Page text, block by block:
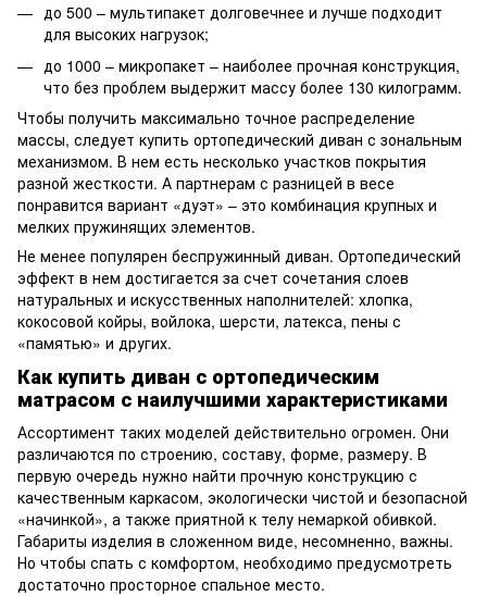
до 500 – мультипакет долговечнее и лучше подходит
для высоких нагрузок;
до 1000 – микропакет – наиболее прочная конструкция,
что без проблем выдержит массу более 130 килограмм.
Чтобы получить максимально точное распределение
массы, следует купить ортопедический диван с зональным
механизмом. В нем есть несколько участков покрытия
разной жесткости. А партнерам с разницей в весе
понравится вариант «дуэт» – это комбинация крупных и
мелких пружинящих элементов.
Не менее популярен беспружинный диван. Ортопедический
эффект в нем достигается за счет сочетания слоев
натуральных и искусственных наполнителей: хлопка,
кокосовой койры, войлока, шерсти, латекса, пены с
«памятью» и других.
Как купить диван с ортопедическим
матрасом с наилучшими характеристиками
Ассортимент таких моделей действительно огромен. Они
различаются по строению, составу, форме, размеру. В
первую очередь нужно найти прочную конструкцию с
качественным каркасом, экологически чистой и безопасной
«начинкой», а также приятной к телу немаркой обивкой.
Габариты изделия в сложенном виде, несомненно, важны.
Но чтобы спать с комфортом, необходимо предусмотреть
достаточно просторное спальное место.